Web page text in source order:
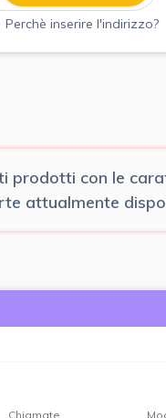
Perchè inserire l'indirizzo?
prodotti con le
attualmente
Chiamate